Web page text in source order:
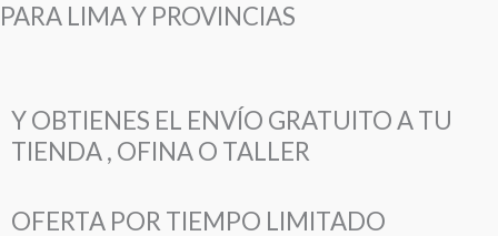
PARA LIMA Y PROVINCIAS
Y OBTIENES EL ENVÍO GRATUITO A TU
TIENDA , OFINA O TALLER
OFERTA POR TIEMPO LIMITADO